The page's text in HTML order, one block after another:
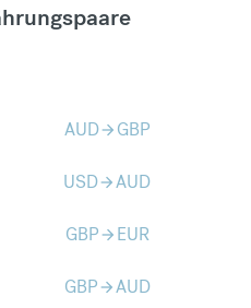
AUDarrow_forward GBP
USDarrow_forwardAUD
GBParrow_forward EUR
GBParrow_forwardAUD